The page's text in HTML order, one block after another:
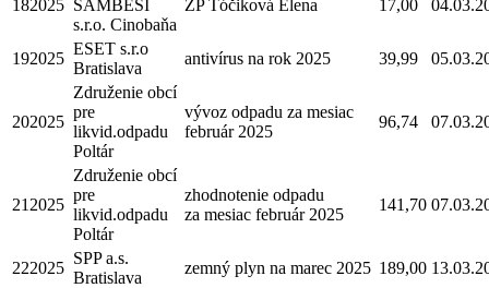
182025 SAMBESI
s.r.o. Cinobaňa
ZP Tóčiková Elena 17,00
192025
ESET s.r.o
Bratislava
antivírus na rok 2025 39,99
202025
Združenie obcí
pre
likvid.odpadu
Poltár
vývoz odpadu za mesiac
február 2025
96,74
212025
Združenie obcí
pre
likvid.odpadu
Poltár
zhodnotenie odpadu
za mesiac február 2025
141,70
222025
SPP a.s.
Bratislava
zemný plyn na marec 2025 189,00